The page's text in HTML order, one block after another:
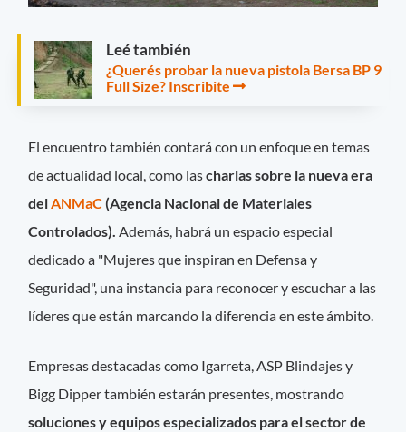
Leé también
¿Querés probar la nueva pistola Bersa BP 9
Full Size? Inscribite
El encuentro también contará con un enfoque en temas
de actualidad local, como lascharlas sobre la nueva era
delANMaC(Agencia Nacional de Materiales
Controlados). Además, habrá un espacio especial
dedicado a "Mujeres que inspiran en Defensa y
Seguridad", una instancia para reconocer y escuchar a las
líderes que están marcando la diferencia en este ámbito.
Empresas destacadas como Igarreta, ASP Blindajes y
Bigg Dipper también estarán presentes, mostrando
soluciones y equipos especializados para el sector de